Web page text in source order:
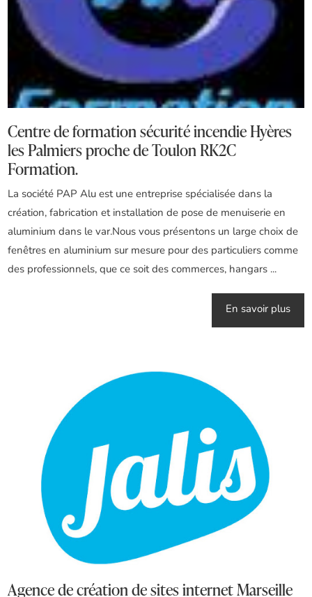
Centre de formation sécurité incendie Hyères
les Palmiers proche de Toulon RK2C
Formation.
La société PAP Alu est une entreprise spécialisée dans la
création, fabrication et installation de pose de menuiserie en
aluminium dans le var.Nous vous présentons un large choix de
fenêtres en aluminium sur mesure pour des particuliers comme
des professionnels, que ce soit des commerces, hangars ...
En savoir plus
Agence de création de sites internet Marseille